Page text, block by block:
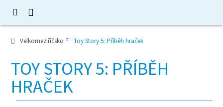
Velkomeziříčsko Toy Story 5: Příběh hraček
TOY STORY 5: PŘÍBĚH
HRAČEK